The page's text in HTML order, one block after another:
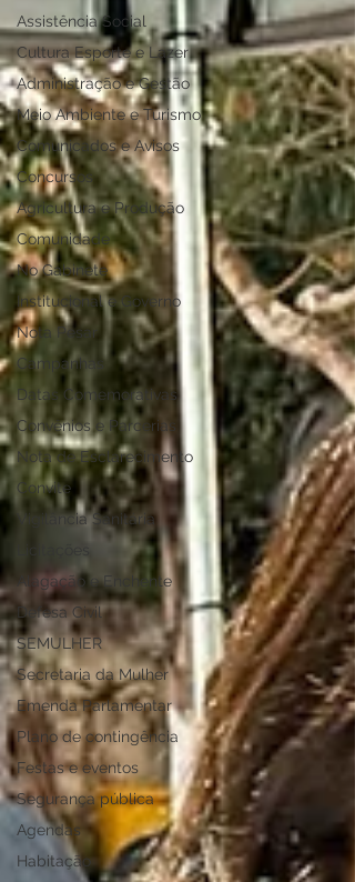
Assistência Social
Cultura Esporte e Lazer
Administração e Gestão
Meio Ambiente e Turismo
Comunicados e Avisos
Concursos
Agricultura e Produção
Comunidade
No Gabinete
Institucional e Governo
Nota Pesar
Campanhas
Datas Comemorativas
Convênios e Parcerias
Nota de Esclarecimento
Convite
Vigilância Sanitária
Alagação e Enchente
Defesa Civil
SEMULHER
Secretaria da Mulher
Emenda Parlamentar
Plano de contingência
Festas e eventos
Segurança pública
Agendas
Habitação